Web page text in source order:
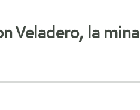
Veladero, la